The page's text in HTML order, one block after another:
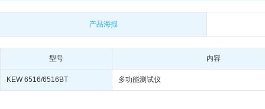
产品海报
型号 内容
KEW 6516/6516BT 多功能测试仪